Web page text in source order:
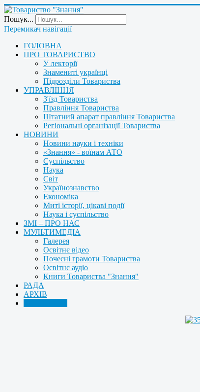
Пошук...
Перемикач навігації
ГОЛОВНА
ПРО ТОВАРИСТВО
У лекторії
Знамениті українці
Підрозділи Товариства
УПРАВЛІННЯ
З'їзд Товариства
Правління Товариства
Штатний апарат правління Товариства
Регіональні організації Товариства
НОВИНИ
Новини науки і техніки
«Знання» - воїнам АТО
Суспільство
Наука
Світ
Українознавство
Економіка
Миті історії, цікаві події
Наука і суспільство
ЗМІ – ПРО НАС
МУЛЬТИМЕДІА
Галерея
Освітнє відео
Почесні грамоти Товариства
Освітнє аудіо
Книги Товариства "Знання"
РАДА
АРХІВ